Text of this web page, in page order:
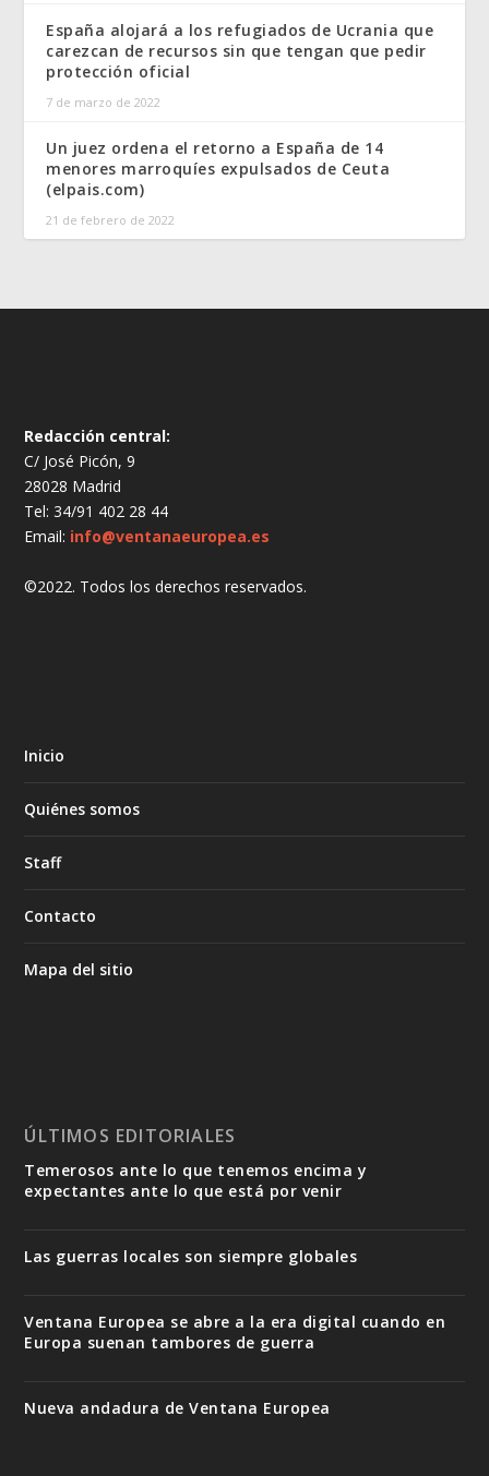
España alojará a los refugiados de Ucrania que
carezcan de recursos sin que tengan que pedir
protección oficial
7 de marzo de 2022
Un juez ordena el retorno a España de 14
menores marroquíes expulsados de Ceuta
(elpais.com)
21 de febrero de 2022
Redacción central:
C/ José Picón, 9
28028 Madrid
Tel: 34/91 402 28 44
Email: info@ventanaeuropea.es
©2022. Todos los derechos reservados.
Inicio
Quiénes somos
Staff
Contacto
Mapa del sitio
ÚLTIMOS EDITORIALES
Temerosos ante lo que tenemos encima y
expectantes ante lo que está por venir
Las guerras locales son siempre globales
Ventana Europea se abre a la era digital cuando en
Europa suenan tambores de guerra
Nueva andadura de Ventana Europea